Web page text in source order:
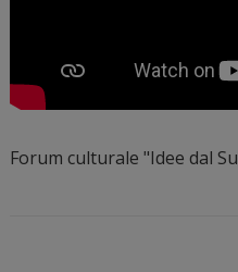
Forum culturale "Idee dal